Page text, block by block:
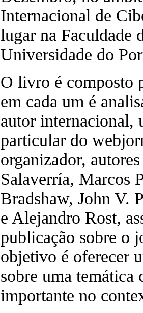
Internacional de
lugar na Faculdade
Universidade do
O livro é composto
em cada um é
autor internacional,
particular do
organizador,
Salaverría, Marcos
Bradshaw, John V.
e Alejandro Rost,
publicação sobre o
objetivo é oferecer
sobre uma temática
importante no